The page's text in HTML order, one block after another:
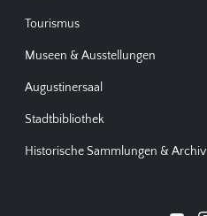
Tourismus
Museen & Ausstellungen
Augustinersaal
Stadtbibliothek
Historische Sammlungen & Archiv